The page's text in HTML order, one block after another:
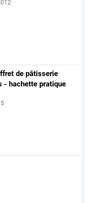
de pâtisserie
- hachette pratique